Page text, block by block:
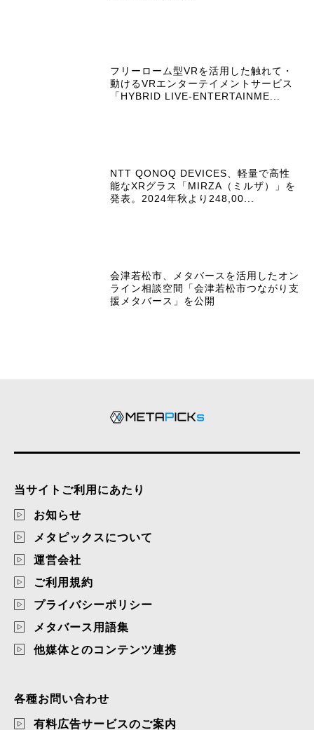
フリーローム型VRを活用した触れて・
動けるVRエンターテイメントサービス
「HYBRID LIVE-ENTERTAINME...
NTT QONOQ DEVICES、軽量で高性
能なXRグラス「MIRZA（ミルザ）」を
発表。2024年秋より248,00...
会津若松市、メタバースを活用したオン
ライン相談空間「会津若松市つながり支
援メタバース」を公開
当サイトご利用にあたり
お知らせ
メタピックスについて
運営会社
ご利用規約
プライバシーポリシー
メタバース用語集
他媒体とのコンテンツ連携
各種お問い合わせ
有料広告サービスのご案内